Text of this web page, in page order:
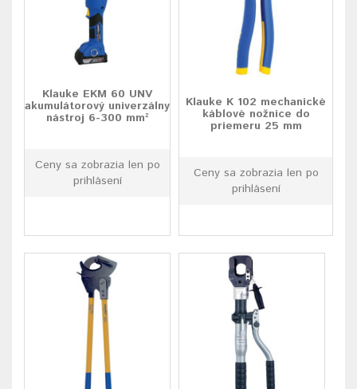
Klauke EKM 60 UNV
akumulátorový univerzálny
nástroj 6-300 mm²
Ceny sa zobrazia len po
prihlásení
Klauke K 102 mechanické
káblové nožnice do
priemeru 25 mm
Ceny sa zobrazia len po
prihlásení